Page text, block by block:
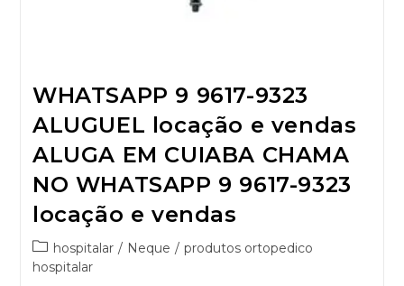
WHATSAPP 9 9617-9323
ALUGUEL locação e vendas
ALUGA EM CUIABA CHAMA
NO WHATSAPP 9 9617-9323
locação e vendas
hospitalar / Neque / produtos ortopedico
hospitalar